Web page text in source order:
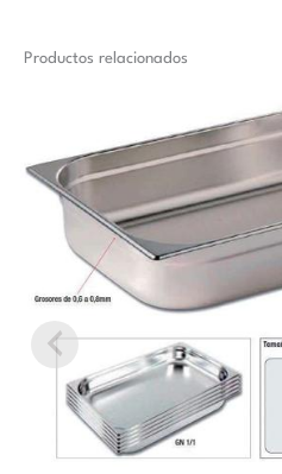
Productos relacionados